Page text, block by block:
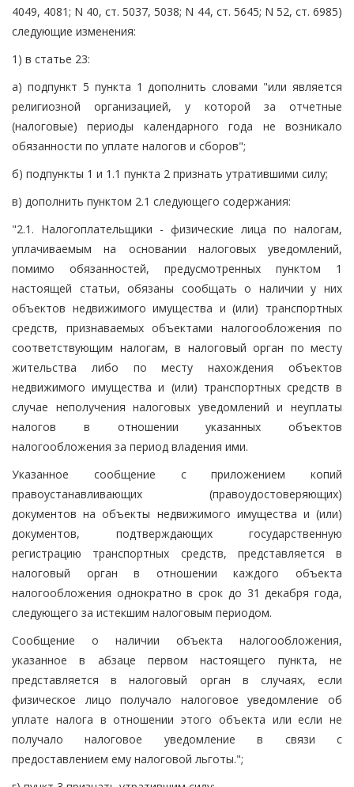
4049, 4081; N 40, ст. 5037, 5038; N 44, ст. 5645; N 52, ст. 6985)
следующие изменения:
1) в статье 23:
а) подпункт 5 пункта 1 дополнить словами "или является
религиозной организацией, у которой за отчетные
(налоговые) периоды календарного года не возникало
обязанности по уплате налогов и сборов";
б) подпункты 1 и 1.1 пункта 2 признать утратившими силу;
в) дополнить пунктом 2.1 следующего содержания:
"2.1. Налогоплательщики - физические лица по налогам,
уплачиваемым на основании налоговых уведомлений,
помимо обязанностей, предусмотренных пунктом 1
настоящей статьи, обязаны сообщать о наличии у них
объектов недвижимого имущества и (или) транспортных
средств, признаваемых объектами налогообложения по
соответствующим налогам, в налоговый орган по месту
жительства либо по месту нахождения объектов
недвижимого имущества и (или) транспортных средств в
случае неполучения налоговых уведомлений и неуплаты
налогов в отношении указанных объектов
налогообложения за период владения ими.
Указанное сообщение с приложением копий
правоустанавливающих (правоудостоверяющих)
документов на объекты недвижимого имущества и (или)
документов, подтверждающих государственную
регистрацию транспортных средств, представляется в
налоговый орган в отношении каждого объекта
налогообложения однократно в срок до 31 декабря года,
следующего за истекшим налоговым периодом.
Сообщение о наличии объекта налогообложения,
указанное в абзаце первом настоящего пункта, не
представляется в налоговый орган в случаях, если
физическое лицо получало налоговое уведомление об
уплате налога в отношении этого объекта или если не
получало налоговое уведомление в связи с
предоставлением ему налоговой льготы.";